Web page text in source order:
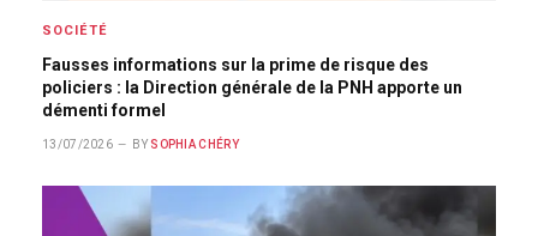
SOCIÉTÉ
Fausses informations sur la prime de risque des
policiers : la Direction générale de la PNH apporte un
démenti formel
13/07/2026 BY SOPHIA CHÉRY